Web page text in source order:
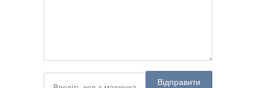
Відправити